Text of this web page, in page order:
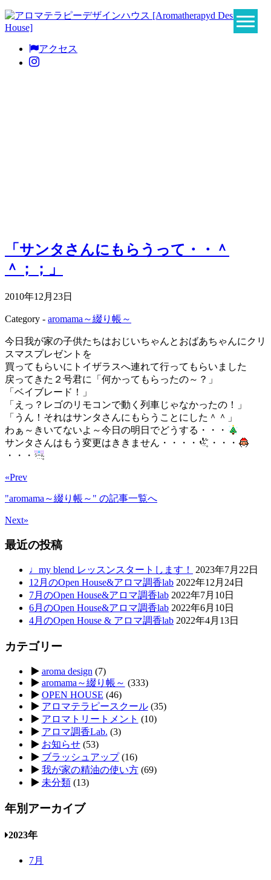
アクセス
「サンタさんにもらうって・・＾
＾；；」
2010年12月23日
Category - aromama～綴り帳～
今日我が家の子供たちはおじいちゃんとおばあちゃんにクリ
スマスプレゼントを
買ってもらいにトイザラスへ連れて行ってもらいました
戻ってきた２号君に「何かってもらったの～？」
「ベイブレード！」
「えっ？レゴのリモコンで動く列車じゃなかったの！」
「うん！それはサンタさんにもらうことにした＾＾」
わぁ～きいてないよ～今日の明日でどうする・・・
サンタさんはもう変更はききません・・・・
・・・
・・・
«Prev
"aromama～綴り帳～" の記事一覧へ
Next»
最近の投稿
♩my blend レッスンスタートします！
2023年7月22日
12月のOpen House&アロマ調香lab 2022年12月24日
7月のOpen House&アロマ調香lab 2022年7月10日
6月のOpen House&アロマ調香lab 2022年6月10日
4月のOpen House & アロマ調香lab 2022年4月13日
カテゴリー
aroma design (7)
aromama～綴り帳～ (333)
OPEN HOUSE (46)
アロマテラピースクール(35)
アロマトリートメント (10)
アロマ調香Lab. (3)
お知らせ(53)
ブラッシュアップ(16)
我が家の精油の使い方(69)
未分類(13)
年別アーカイブ
2023年
7月